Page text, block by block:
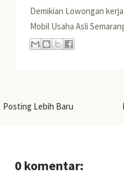
Demikian Lowongan
Mobil Usaha Asli
Posting Lebih Baru
0 komentar: